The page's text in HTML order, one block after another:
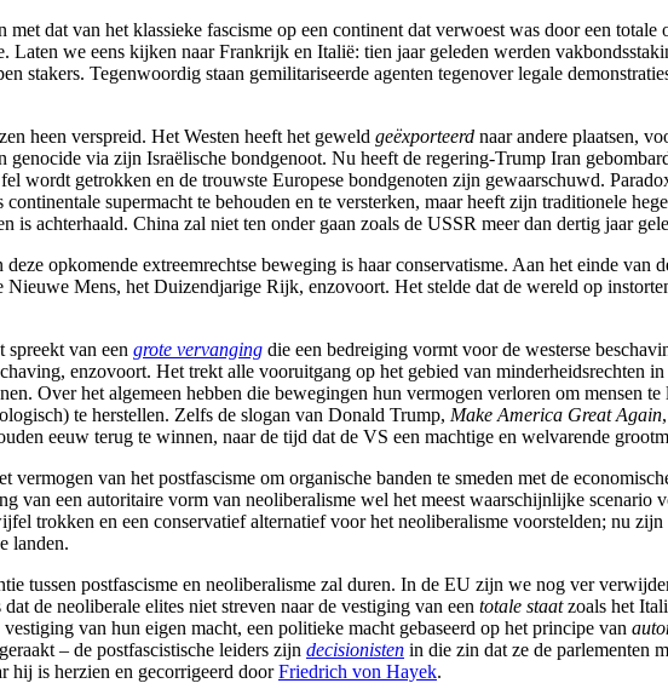
dat van het klassieke fascisme op een continent dat verwoest was door een
Laten we eens kijken naar Frankrijk en Italië: tien jaar geleden werden
stakers. Tegenwoordig staan gemilitariseerde agenten tegenover legale
heen verspreid. Het Westen heeft het geweld geëxporteerd naar andere plaatsen,
genocide via zijn Israëlische bondgenoot. Nu heeft de regering-Trump Iran
getrokken en de trouwste Europese bondgenoten zijn gewaarschuwd.
supermacht te behouden en te versterken, maar heeft zijn traditionele
achterhaald. China zal niet ten onder gaan zoals de USSR meer dan dertig jaar
deze opkomende extreemrechtse beweging is haar conservatisme. Aan het einde van
Mens, het Duizendjarige Rijk, enzovoort. Het stelde dat de wereld op
spreekt van een grote vervanging die een bedreiging vormt voor de westerse
enzovoort. Het trekt alle vooruitgang op het gebied van minderheidsrechten
Over het algemeen hebben die bewegingen hun vermogen verloren om mensen
te herstellen. Zelfs de slogan van Donald Trump, Make America Great Again
eeuw terug te winnen, naar de tijd dat de VS een machtige en welvarende
van het postfascisme om organische banden te smeden met de
van een autoritaire vorm van neoliberalisme wel het meest waarschijnlijke scenario
trokken en een conservatief alternatief voor het neoliberalisme voorstelden; nu
landen.
tussen postfascisme en neoliberalisme zal duren. In de EU zijn we nog ver
de neoliberale elites niet streven naar de vestiging van een totale staatzoals het
van hun eigen macht, een politieke macht gebaseerd op het principe van
– de postfascistische leiders zijn decisionisten in die zin dat ze de parlementen
hij is herzien en gecorrigeerd doorFriedrich von Hayek.